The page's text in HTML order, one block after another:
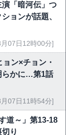
演「暗河伝」つ
ョンが話題、
07日12時00分]
ョン×チョン・
らかに…第1話
07日11時54分]
道～」第13-18
り